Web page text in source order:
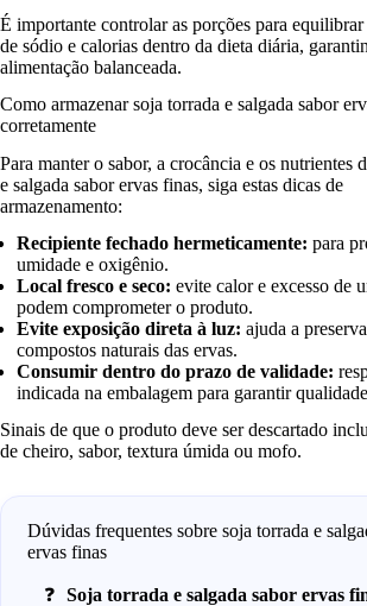
É importante controlar as porções para
de sódio e calorias dentro da dieta diária,
alimentação balanceada.
Como armazenar soja torrada e salgada sabor
corretamente
Para manter o sabor, a crocância e os nutrientes
e salgada sabor ervas finas, siga estas dicas de
armazenamento:
Recipiente fechado hermeticamente: para
umidade e oxigênio.
Local fresco e seco: evite calor e excesso de
podem comprometer o produto.
Evite exposição direta à luz: ajuda a
compostos naturais das ervas.
Consumir dentro do prazo de validade:
indicada na embalagem para garantir
Sinais de que o produto deve ser descartado
de cheiro, sabor, textura úmida ou mofo.
Dúvidas frequentes sobre soja torrada e
ervas finas
Soja torrada e salgada sabor ervas